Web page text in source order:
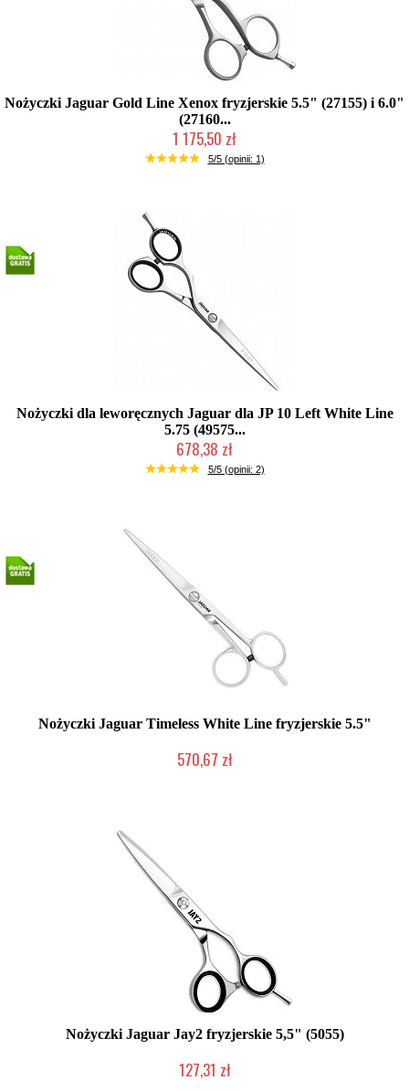
Nożyczki Jaguar Gold Line Xenox fryzjerskie 5.5" (27155) i 6.0"
(27160...
1 175,50 zł
2-5 dni roboczych
5/5 (opinii: 1)
Nożyczki dla leworęcznych Jaguar dla JP 10 Left White Line
5.75 (49575...
678,38 zł
Produkt wycofany
5/5 (opinii: 2)
Nożyczki Jaguar Timeless White Line fryzjerskie 5.5"
570,67 zł
Nożyczki Jaguar Jay2 fryzjerskie 5,5" (5055)
127,31 zł